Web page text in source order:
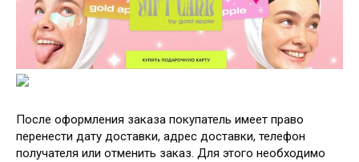
После оформления заказа покупатель имеет право
перенести дату доставки, адрес доставки, телефон
получателя или отменить заказ. Для этого необходимо